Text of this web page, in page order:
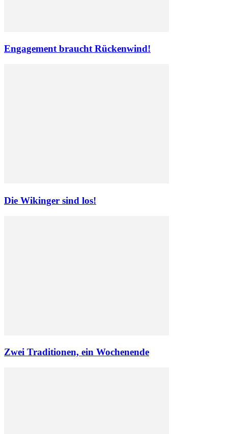
Engagement braucht Rückenwind!
Die Wikinger sind los!
Zwei Traditionen, ein Wochenende